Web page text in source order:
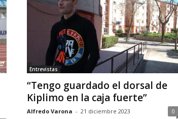
Entrevistas
“Tengo guardado el dorsal de
Kiplimo en la caja fuerte”
Alfredo Varona - 21 diciembre 2023 0